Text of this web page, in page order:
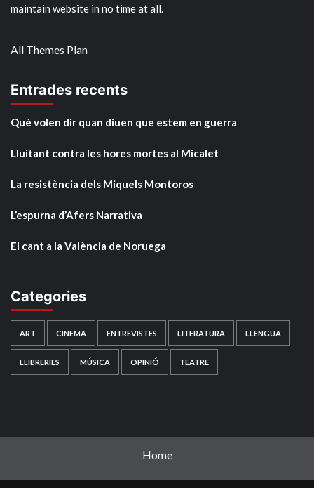
maintain website in no time at all.
All Themes Plan
Entrades recents
Què volen dir quan diuen que estem en guerra
Lluitant contra les hores mortes al Micalet
La resistència dels Miquels Montoros
L’espurna d’Afers Narrativa
El cant a la València de Noruega
Categories
ART CINEMA ENTREVISTES LITERATURA LLENGUA
LLIBRERIES MÚSICA OPINIÓ TEATRE
Home